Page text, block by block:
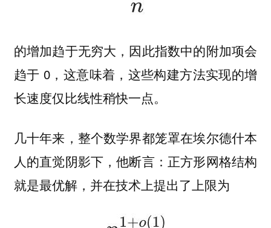
的增加趋于无穷大，因此指数中的附加项会
趋于 0，这意味着， 这些构建方法实现的增
长速度仅比线性稍快一点。
几十年来，整个数学界都笼罩在埃尔德什本
人的直觉阴影下，他断言： 正方形网格结构
就是最优解， 并在技术上提出了上限为